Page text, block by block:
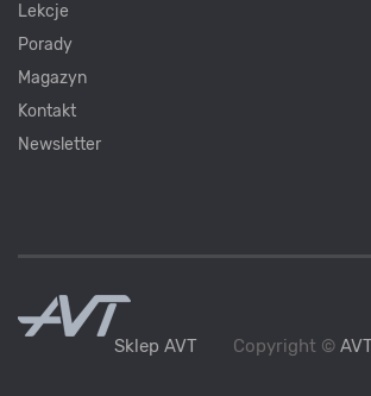
Lekcje
Porady
Magazyn
Kontakt
Newsletter
Sklep AVT Copyright ©